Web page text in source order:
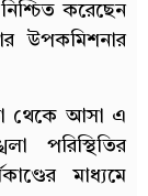
করেছেন
উপকমিশনার
থেকে আসা এ
পরিস্থিতির
মাধ্যমে